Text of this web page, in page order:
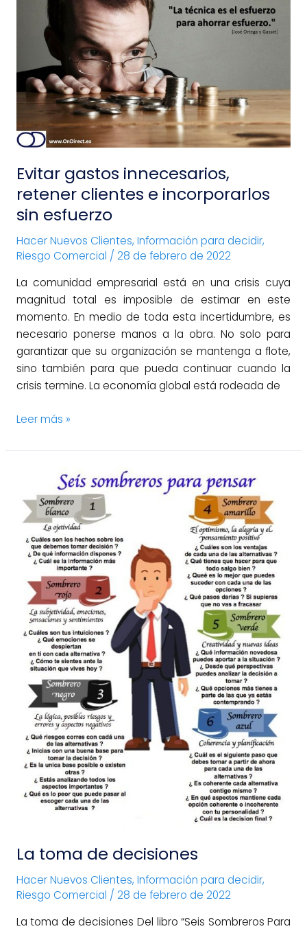
Evitar gastos innecesarios,
retener clientes e incorporarlos
sin esfuerzo
Hacer Nuevos Clientes, Información para decidir,
Riesgo Comercial / 28 de febrero de 2022
La comunidad empresarial está en una crisis cuya
magnitud total es imposible de estimar en este
momento. En medio de toda esta incertidumbre, es
necesario ponerse manos a la obra. No solo para
garantizar que su organización se mantenga a flote,
sino también para que pueda continuar cuando la
crisis termine. La economía global está rodeada de
gastos
innecesarios,
retener
clientes
e
incorporarlos
sin
esfuerzo
Leer más »
La toma de decisiones
Hacer Nuevos Clientes, Información para decidir,
Riesgo Comercial / 28 de febrero de 2022
La toma de decisiones Del libro “Seis Sombreros Para
toma
de
decisiones